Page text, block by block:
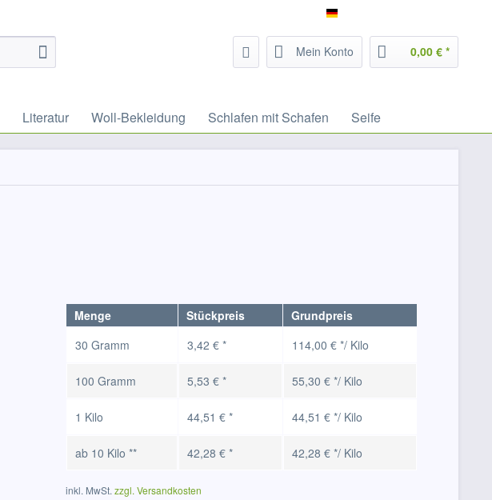
Mein Konto 0,00 € *
Literatur Woll-Bekleidung Schlafen mit Schafen Seife
Menge Stückpreis
Grundpreis
30 Gramm
3,42 € * 114,00 € */ Kilo
100 Gramm 5,53 € * 55,30 € */ Kilo
1 Kilo 44,51 € * 44,51 € */ Kilo
ab 10 Kilo ** 42,28 € * 42,28 € */ Kilo
inkl. MwSt.zzgl. Versandkosten